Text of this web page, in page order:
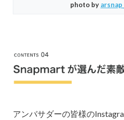
photo by
アンバサダーの皆様の